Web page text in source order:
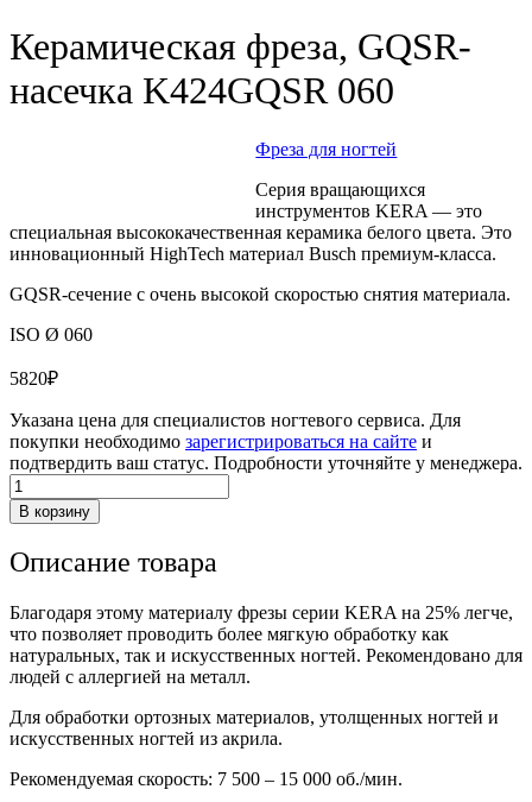
Керамическая фреза, GQSR-
насечка K424GQSR 060
Фреза для ногтей
Серия вращающихся
инструментов KERA — это
специальная высококачественная керамика белого цвета. Это
инновационный HighTech материал Busch премиум-класса.
GQSR-сечение с очень высокой скоростью снятия материала.
ISO Ø 060
5820₽
Указана цена для специалистов ногтевого сервиса. Для
покупки необходимо зарегистрироваться на сайте и
подтвердить ваш статус. Подробности уточняйте у менеджера.
Количество
товара
Керамическая
GQSR-
K424GQSR
060
В корзину
Описание товара
Благодаря этому материалу фрезы серии KERA на 25% легче,
что позволяет проводить более мягкую обработку как
натуральных, так и искусственных ногтей. Рекомендовано для
людей с аллергией на металл.
Для обработки ортозных материалов, утолщенных ногтей и
искусственных ногтей из акрила.
Рекомендуемая скорость: 7 500 – 15 000 об./мин.